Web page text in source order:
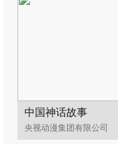
中国神话故事
央视动漫集团有限公司